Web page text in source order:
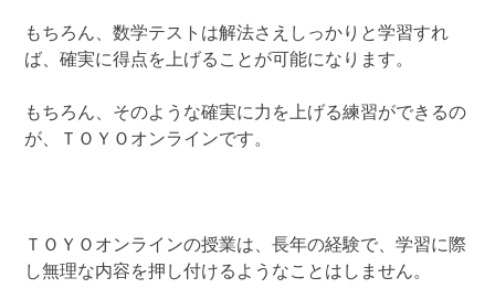
もちろん、数学テストは解法さえしっかりと学習すれ
ば、確実に得点を上げることが可能になります。
もちろん、そのような確実に力を上げる練習ができるの
が、ＴＯＹＯオンラインです。
ＴＯＹＯオンラインの授業は、長年の経験で、学習に際
し無理な内容を押し付けるようなことはしません。